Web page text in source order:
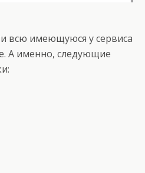
всю имеющуюся у сервиса
А именно, следующие